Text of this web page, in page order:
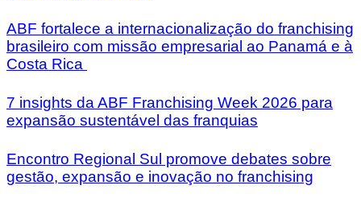
ABF fortalece a internacionalização do franchising
brasileiro com missão empresarial ao Panamá e à
Costa Rica
7 insights da ABF Franchising Week 2026 para
expansão sustentável das franquias
Encontro Regional Sul promove debates sobre
gestão, expansão e inovação no franchising